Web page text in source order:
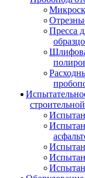
Пресса